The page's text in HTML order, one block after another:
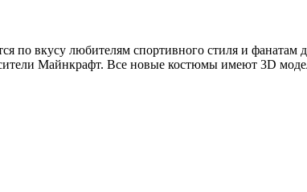
по вкусу любителям спортивного стиля и фанатам
Майнкрафт. Все новые костюмы имеют 3D